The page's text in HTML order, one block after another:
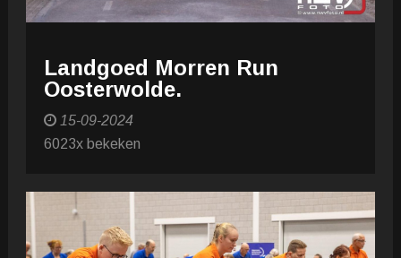
Landgoed Morren Run
Oosterwolde.
15-09-2024
6023x bekeken